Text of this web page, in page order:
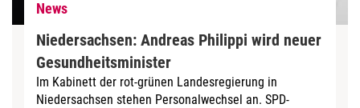
News
Niedersachsen: Andreas Philippi wird neuer
Gesundheitsminister
Im Kabinett der rot-grünen Landesregierung in
Niedersachsen stehen Personalwechsel an. SPD-